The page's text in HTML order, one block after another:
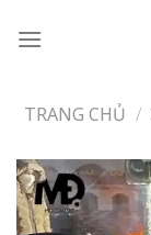
TRANG CHỦ /